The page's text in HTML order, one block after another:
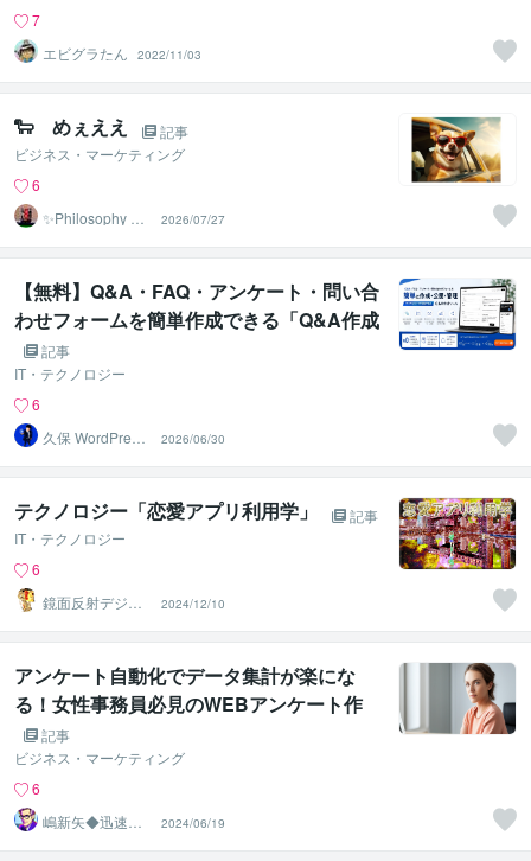
7
エビグラたん
2022/11/03
🐑 めぇええ
記事
ビジネス・マーケティング
6
✨Philosophy Va
2026/07/27
【無料】Q&A・FAQ・アンケート・問い合
わせフォームを簡単作成できる「Q&A作成
ツール」を公開しました
記事
IT・テクノロジー
6
久保 WordPress
カスタマイズ
2026/06/30
テクノロジー「恋愛アプリ利用学」
記事
IT・テクノロジー
6
鏡面反射デジタ
ルアート製作所
（鈴木穣）
2024/12/10
アンケート自動化でデータ集計が楽にな
る！女性事務員必見のWEBアンケート作
成法記事
ビジネス・マーケティング
6
嶋新矢◆迅速で
多彩なビジネス
サポート◆
2024/06/19